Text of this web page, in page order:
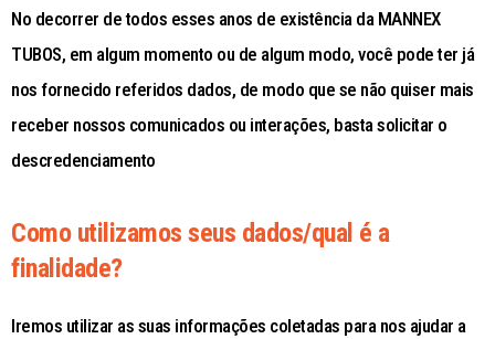
No decorrer de todos esses anos de existência da MANNEX
TUBOS, em algum momento ou de algum modo, você pode ter já
nos fornecido referidos dados, de modo que se não quiser mais
receber nossos comunicados ou interações, basta solicitar o
descredenciamento
Como utilizamos seus dados/qual é a
finalidade?
Iremos utilizar as suas informações coletadas para nos ajudar a